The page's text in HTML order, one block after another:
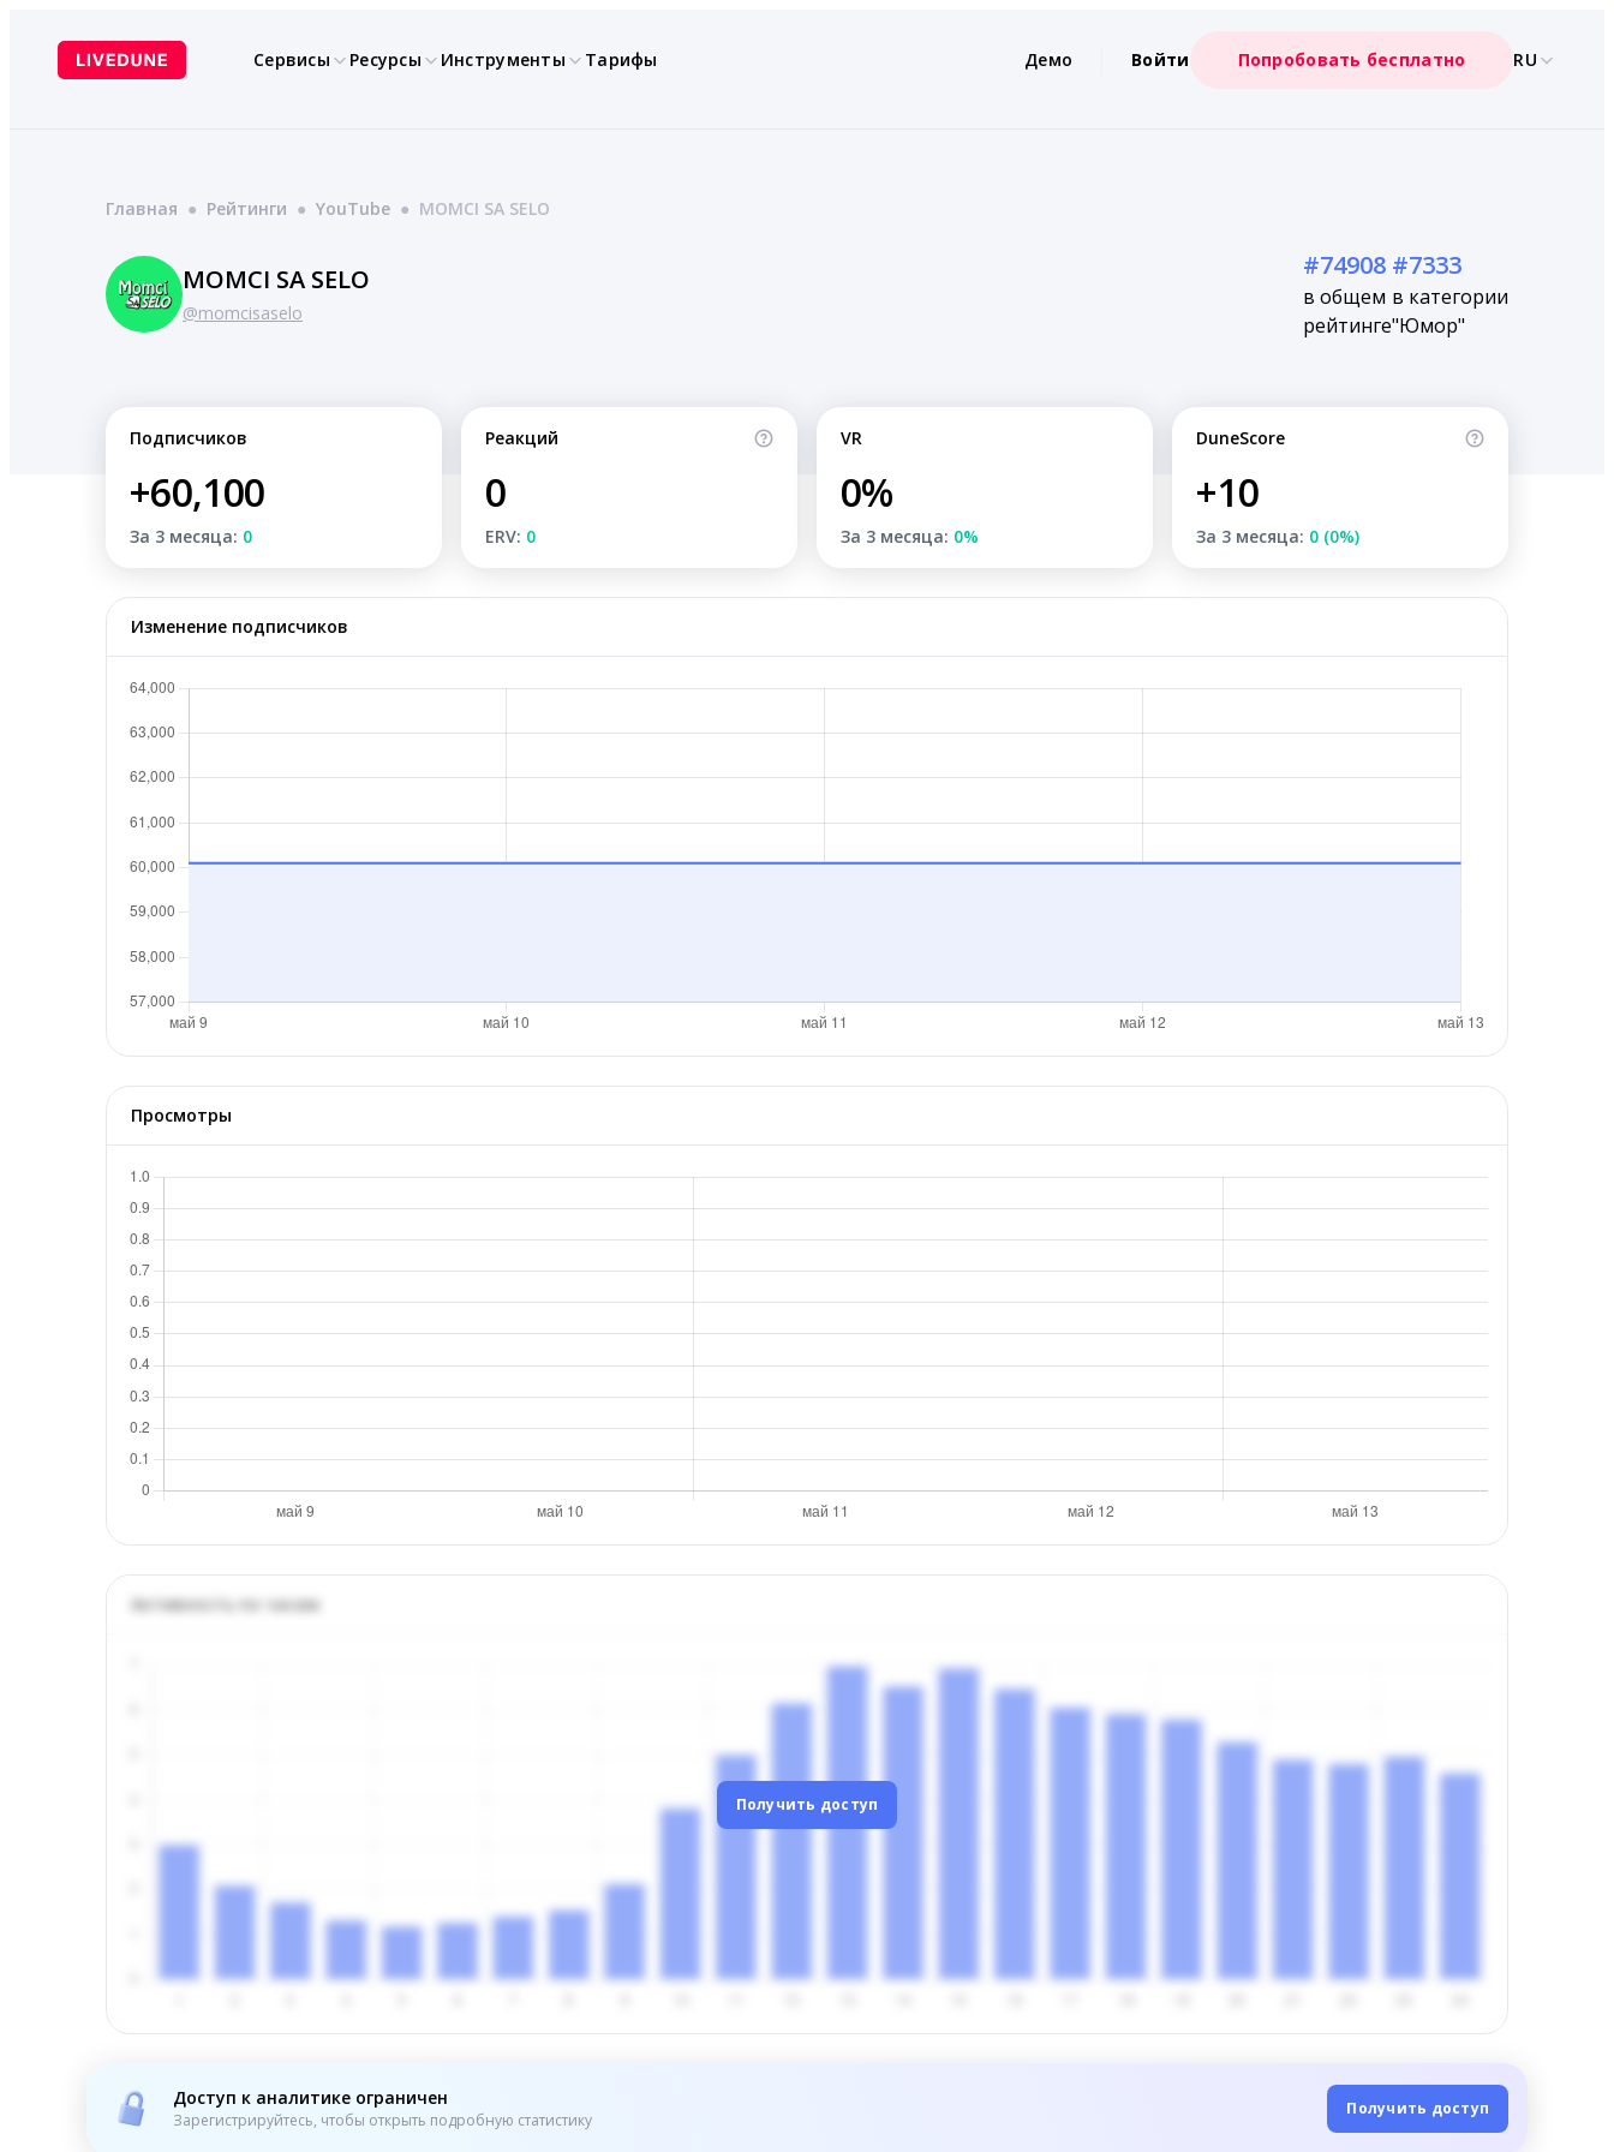
содержимому
Сервисы Ресурсы Инструменты Тарифы Демо Войти Попробовать бесплатно RU
Главная ● Рейтинги ● YouTube ● MOMCI SA SELO
MOMCI SA SELO
@momcisaselo
#74908
в общем
рейтинге
#7333
в категории
"Юмор"
Подписчиков
+60,100
За 3 месяца: 0
Реакций
0
ERV: 0
VR
0%
За 3 месяца: 0%
DuneScore
+10
За 3 месяца: 0 (0%)
Изменение подписчиков
Просмотры
Активность по часам
Получить доступ
Доступ к аналитике ограничен
Зарегистрируйтесь, чтобы открыть подробную статистику
Получить доступ